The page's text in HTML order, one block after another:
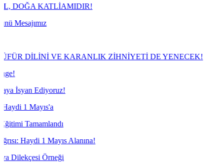
KARANLIK ZİHNİYETİ DE YENECEK!
Alanına!